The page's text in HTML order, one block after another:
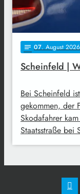
notes 07. August
Scheinfeld |
Bei Scheinfeld
gekommen, der
Skodafahrer
Staatsstraße bei